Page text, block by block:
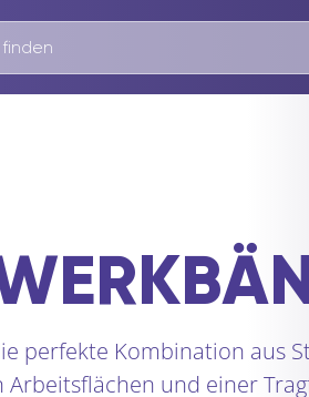
perfekte Kombination aus
und einer